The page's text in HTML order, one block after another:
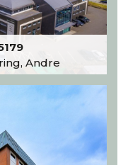
Andre